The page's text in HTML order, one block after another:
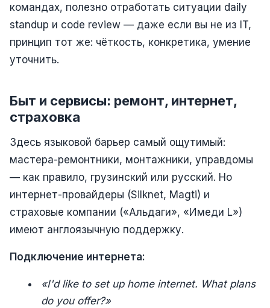
командах, полезно отработать ситуации daily
standup и code review — даже если вы не из IT,
принцип тот же: чёткость, конкретика, умение
уточнить.
Быт и сервисы: ремонт, интернет,
страховка
Здесь языковой барьер самый ощутимый:
мастера-ремонтники, монтажники, управдомы
— как правило, грузинский или русский. Но
интернет-провайдеры (Silknet, Magti) и
страховые компании («Альдаги», «Имеди L»)
имеют англоязычную поддержку.
Подключение интернета:
«I'd like to set up home internet. What plans
do you offer?»